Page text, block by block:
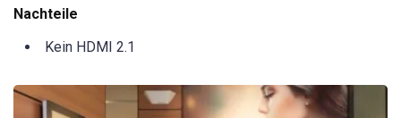
Nachteile
Kein HDMI 2.1